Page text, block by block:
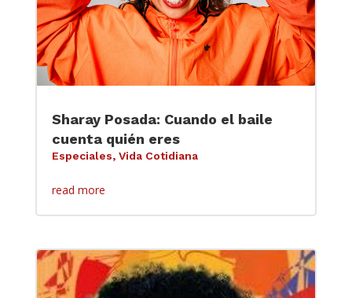
Sharay Posada: Cuando el baile
cuenta quién eres
Especiales, Vida Cotidiana
read more